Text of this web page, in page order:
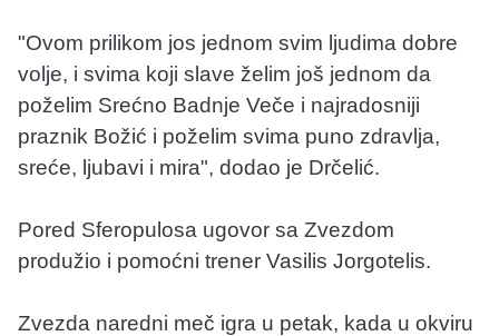
"Ovom prilikom jos jednom svim ljudima dobre
volje, i svima koji slave želim još jednom da
poželim Srećno Badnje Veče i najradosniji
praznik Božić i poželim svima puno zdravlja,
sreće, ljubavi i mira", dodao je Drčelić.
Pored Sferopulosa ugovor sa Zvezdom
produžio i pomoćni trener Vasilis Jorgotelis.
Zvezda naredni meč igra u petak, kada u okviru